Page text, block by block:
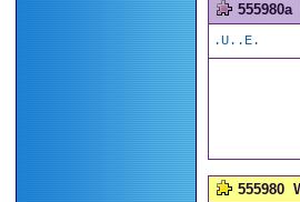
555980a
.U..E.
555980